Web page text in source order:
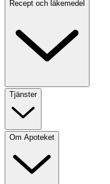
Recept och läkemedel
Tjänster
Om Apoteket